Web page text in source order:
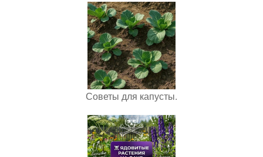
Советы для капусты.